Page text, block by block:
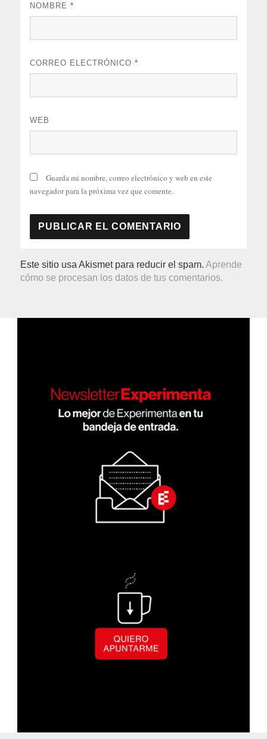
NOMBRE*
CORREO ELECTRÓNICO*
WEB
Guarda mi nombre, correo electrónico y web en este
navegador para la próxima vez que comente.
Este sitio usa Akismet para reducir el spam.Aprende
cómo se procesan los datos de tus comentarios.